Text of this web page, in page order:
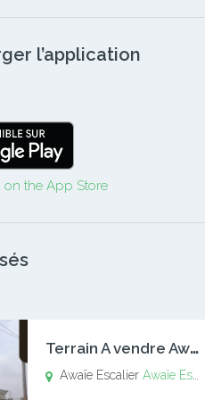
l’application
T
errain A vendre Awaïe Escalier
Awaïe EscalierAwaïe Escalier